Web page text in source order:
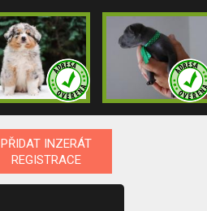
PŘIDAT INZERÁT
REGISTRACE